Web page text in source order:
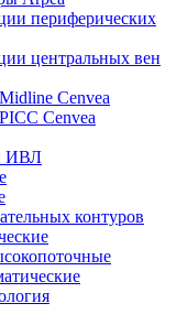
периферических
центральных вен
Cenvea
Cenvea
ИВЛ
контуров